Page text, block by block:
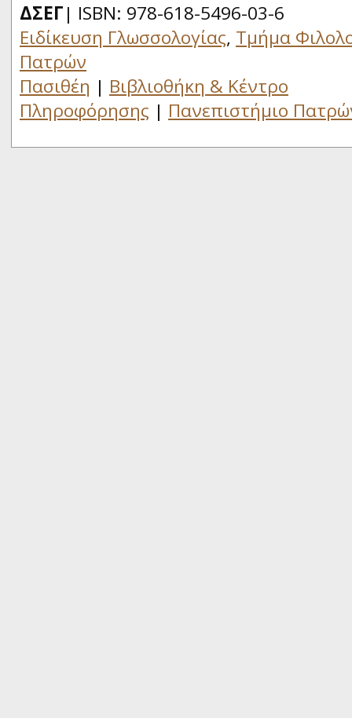
ΔΣΕΓ| ISBN: 978-618-5496-03-6
Ειδίκευση Γλωσσολογίας, Τμήμα
Πατρών
Πασιθέη | Βιβλιοθήκη & Κέντρο
Πληροφόρησης | Πανεπιστήμιο